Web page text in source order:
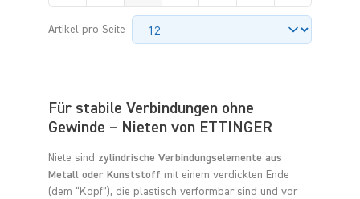
Artikel pro Seite
Für stabile Verbindungen ohne
Gewinde – Nieten von ETTINGER
Niete sind zylindrische Verbindungselemente aus
Metall oder Kunststoff mit einem verdickten Ende
(dem “Kopf”), die plastisch verformbar sind und vor